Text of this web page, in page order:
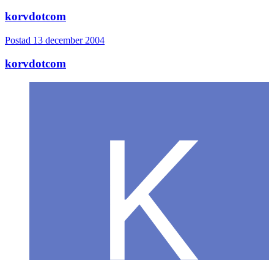
korvdotcom
Postad 13 december 2004
korvdotcom